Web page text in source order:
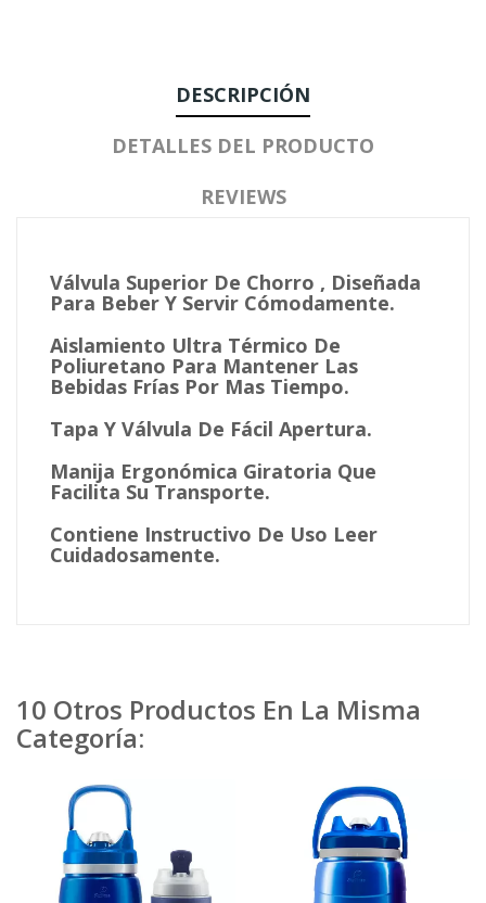
DESCRIPCIÓN
DETALLES DEL PRODUCTO
REVIEWS
Válvula Superior De Chorro , Diseñada
Para Beber Y Servir Cómodamente.
Aislamiento Ultra Térmico De
Poliuretano Para Mantener Las
Bebidas Frías Por Mas Tiempo.
Tapa Y Válvula De Fácil Apertura.
Manija Ergonómica Giratoria Que
Facilita Su Transporte.
Contiene Instructivo De Uso Leer
Cuidadosamente.
10 Otros Productos En La Misma
Categoría: